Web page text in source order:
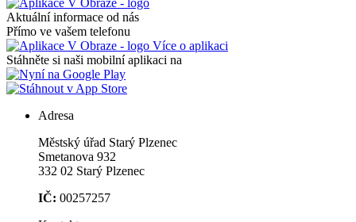
Aktuální informace od nás
Přímo ve vašem telefonu
Více o aplikaci
Stáhněte si naši mobilní aplikaci na
Adresa
Městský úřad Starý Plzenec
Smetanova 932
332 02 Starý Plzenec
IČ: 00257257